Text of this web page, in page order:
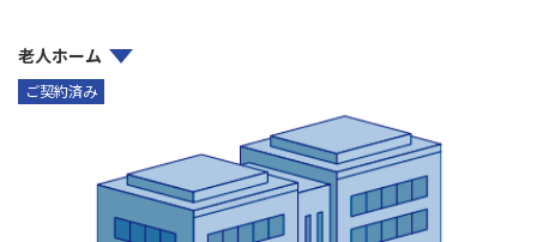
老人ホーム
ご契約済み